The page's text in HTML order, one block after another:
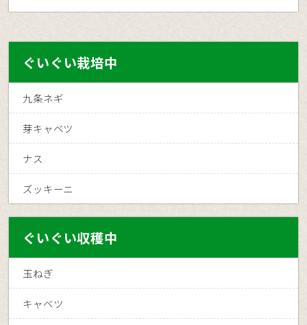
ぐいぐい栽培中
九条ネギ
芽キャベツ
ナス
ズッキーニ
ぐいぐい収穫中
玉ねぎ
キャベツ